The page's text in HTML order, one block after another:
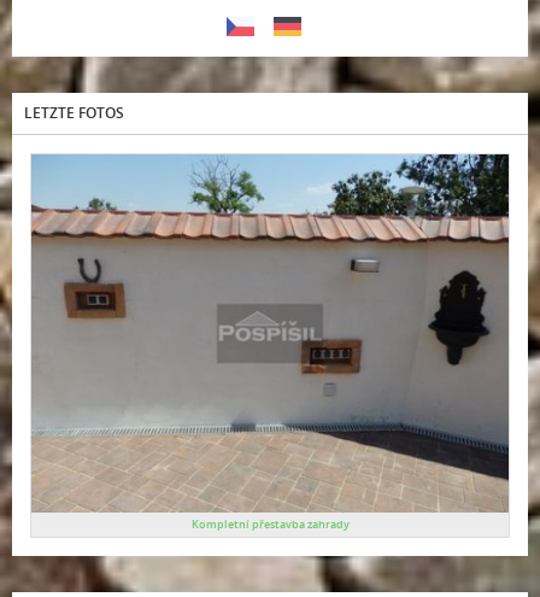
LETZTE FOTOS
Kompletní přestavba zahrady